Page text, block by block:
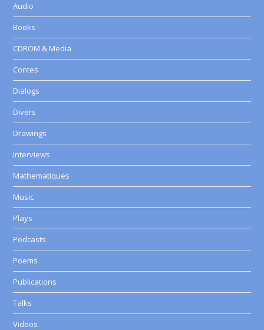
Audio
Books
CDROM & Media
Contes
Dialogs
Divers
Drawings
Interviews
Mathematiques
Music
Plays
Podcasts
Poems
Publications
Talks
Videos